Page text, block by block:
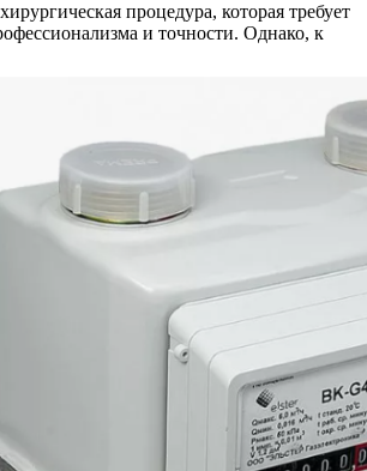
процедура, которая требует
и точности. Однако, к